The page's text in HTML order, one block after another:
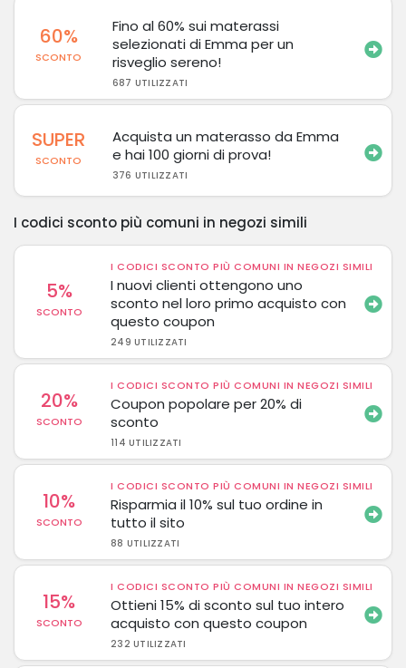
60%
SCONTO
Fino al 60% sui materassi
selezionati di Emma per un
risveglio sereno!
687 UTILIZZATI
SUPER
SCONTO
Acquista un materasso da Emma
e hai 100 giorni di prova!
376 UTILIZZATI
I codici sconto più comuni in negozi simili
5%
SCONTO
I CODICI SCONTO PIÙ COMUNI IN NEGOZI SIMILI
I nuovi clienti ottengono uno
sconto nel loro primo acquisto con
questo coupon
249 UTILIZZATI
20%
SCONTO
I CODICI SCONTO PIÙ COMUNI IN NEGOZI SIMILI
Coupon popolare per 20% di
sconto
114 UTILIZZATI
10%
SCONTO
I CODICI SCONTO PIÙ COMUNI IN NEGOZI SIMILI
Risparmia il 10% sul tuo ordine in
tutto il sito
88 UTILIZZATI
15%
SCONTO
I CODICI SCONTO PIÙ COMUNI IN NEGOZI SIMILI
Ottieni 15% di sconto sul tuo intero
acquisto con questo coupon
232 UTILIZZATI